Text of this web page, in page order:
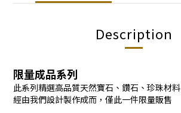
Description
限量成品系列
此系列精選高品質天然寶石、鑽石、珍珠材料
經由我們設計製作成而，僅此一件限量販售